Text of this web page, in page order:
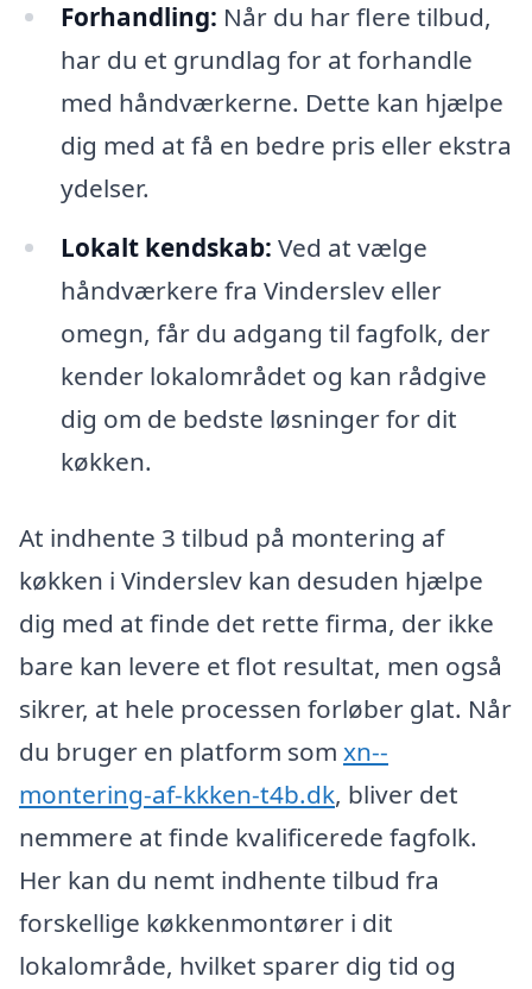
Forhandling: Når du har flere tilbud,
har du et grundlag for at forhandle
med håndværkerne. Dette kan hjælpe
dig med at få en bedre pris eller ekstra
ydelser.
Lokalt kendskab: Ved at vælge
håndværkere fra Vinderslev eller
omegn, får du adgang til fagfolk, der
kender lokalområdet og kan rådgive
dig om de bedste løsninger for dit
køkken.
At indhente 3 tilbud på montering af
køkken i Vinderslev kan desuden hjælpe
dig med at finde det rette firma, der ikke
bare kan levere et flot resultat, men også
sikrer, at hele processen forløber glat. Når
du bruger en platform som xn--
montering-af-kkken-t4b.dk, bliver det
nemmere at finde kvalificerede fagfolk.
Her kan du nemt indhente tilbud fra
forskellige køkkenmontører i dit
lokalområde, hvilket sparer dig tid og